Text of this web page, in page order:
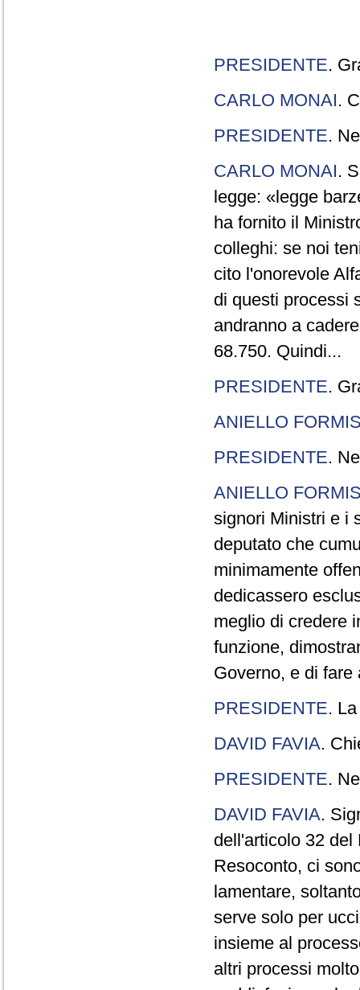
PRESIDENTE.
CARLO MONAI.
PRESIDENTE.
CARLO MONAI.
legge: «legge
ha fornito il
colleghi: se noi
cito l'onorevole
di questi processi
andranno a
68.750. Quindi...
PRESIDENTE.
ANIELLO
PRESIDENTE.
ANIELLO
signori Ministri e i
deputato che
minimamente
dedicassero
meglio di credere
funzione,
Governo, e di
PRESIDENTE.
DAVID FAVIA.
PRESIDENTE.
DAVID FAVIA.
dell'articolo 32 del
Resoconto, ci
lamentare,
serve solo per
insieme al
altri processi